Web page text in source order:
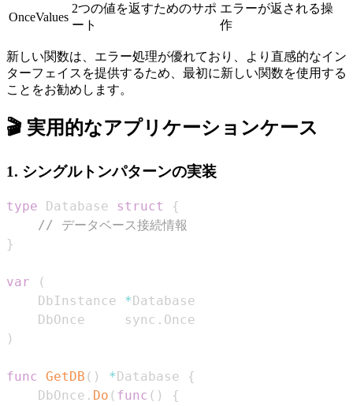
OnceValues
2つの値を返すためのサポ
ート
エラーが返される操
作
新しい関数は、エラー処理が優れており、より直感的なイン
ターフェイスを提供するため、最初に新しい関数を使用する
ことをお勧めします。
🎬 実用的なアプリケーションケース
1. シングルトンパターンの実装
type Database struct
{
// データベース接続情報
}
var
(
	DbInstance
*
	DbOnce     sync
.
)
func GetDB ( ) *Database
{
	DbOnce
. Do ( func ( )
{